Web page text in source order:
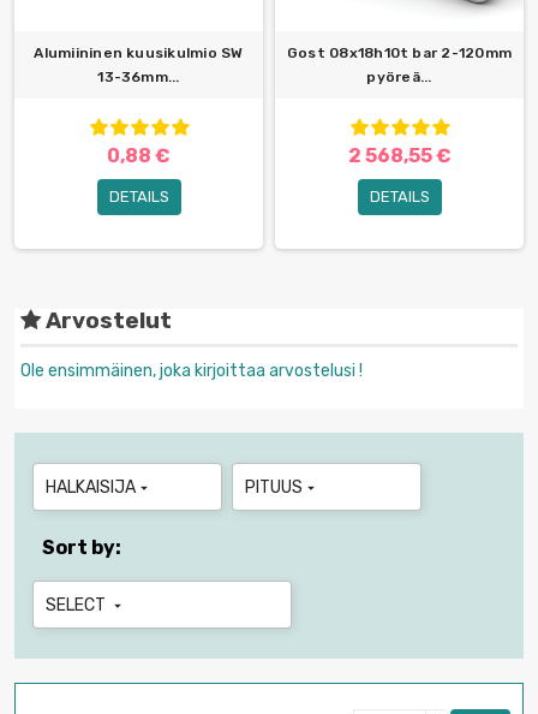
Alumiininen kuusikulmio SW
13-36mm...
0,88 €
DETAILS
Gost 08x18h10t bar 2-120mm
pyöreä...
2 568,55 €
DETAILS
Arvostelut
Ole ensimmäinen, joka kirjoittaa arvostelusi !
HALKAISIJA  PITUUS 
Sort by:
SELECT 